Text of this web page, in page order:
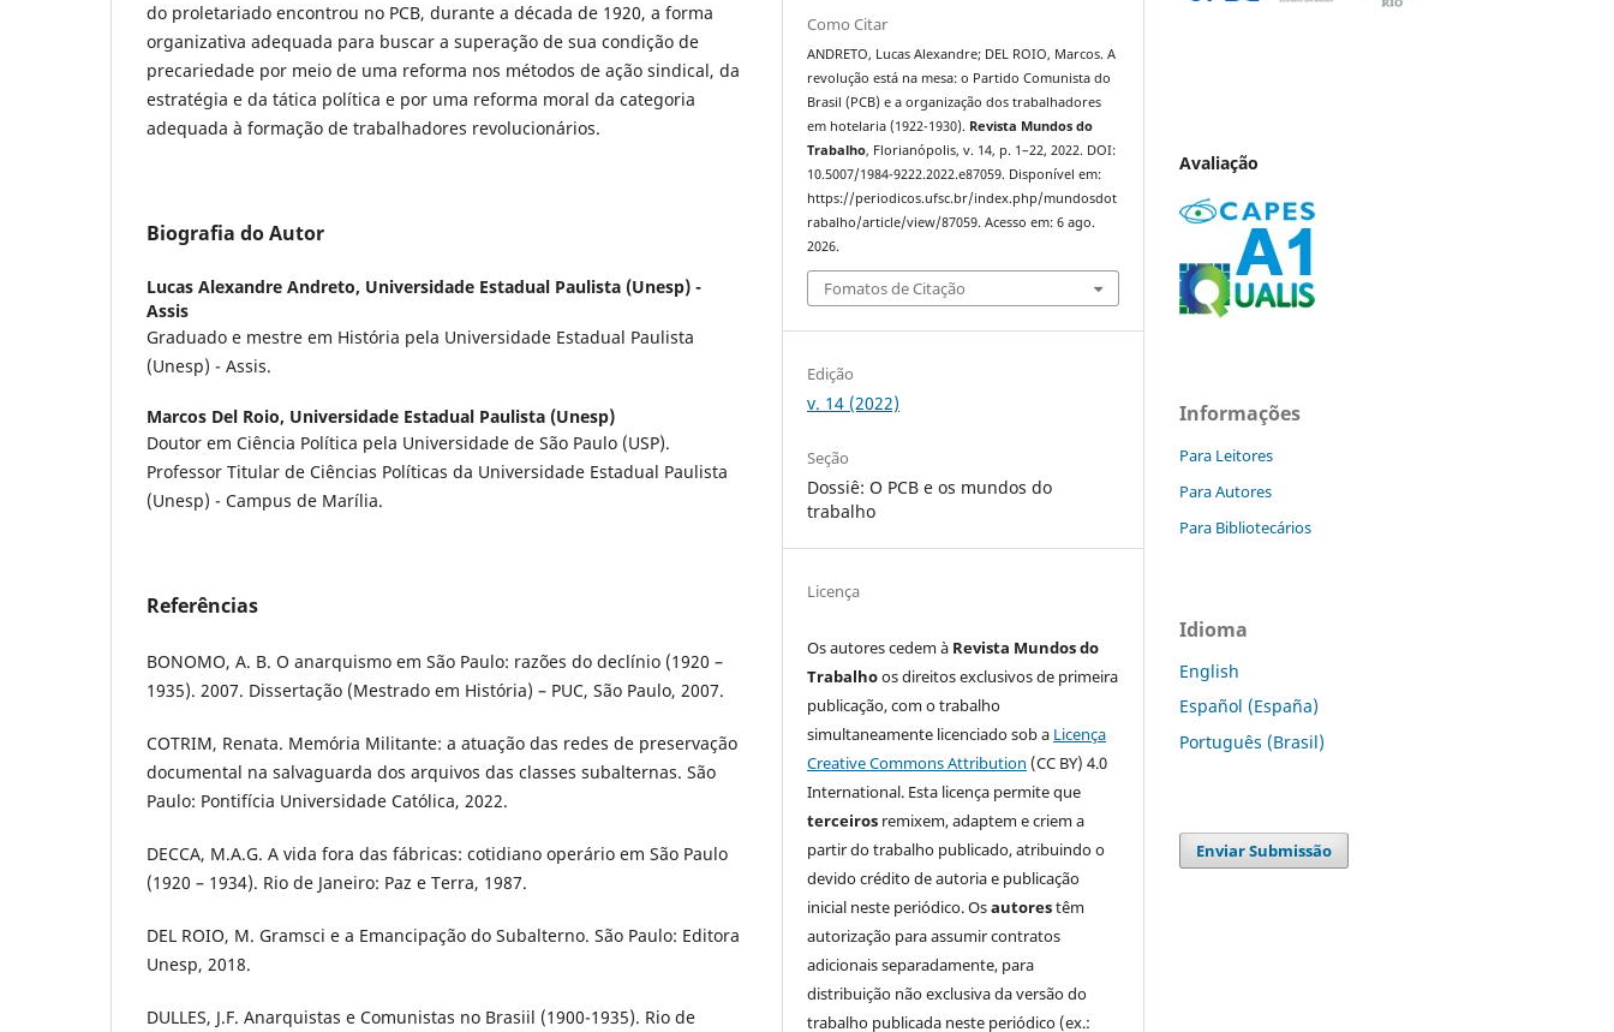
do proletariado encontrou no PCB, durante a década de 1920, a forma
organizativa adequada para buscar a superação de sua condição de
precariedade por meio de uma reforma nos métodos de ação sindical, da
estratégia e da tática política e por uma reforma moral da categoria
adequada à formação de trabalhadores revolucionários.
Biografia do Autor
Lucas Alexandre Andreto, Universidade Estadual Paulista (Unesp) -
Assis
Graduado e mestre em História pela Universidade Estadual Paulista
(Unesp) - Assis.
Marcos Del Roio, Universidade Estadual Paulista (Unesp)
Doutor em Ciência Política pela Universidade de São Paulo (USP).
Professor Titular de Ciências Políticas da Universidade Estadual Paulista
(Unesp) - Campus de Marília.
Referências
BONOMO, A. B. O anarquismo em São Paulo: razões do declínio (1920 –
1935). 2007. Dissertação (Mestrado em História) – PUC, São Paulo, 2007.
COTRIM, Renata. Memória Militante: a atuação das redes de preservação
documental na salvaguarda dos arquivos das classes subalternas. São
Paulo: Pontifícia Universidade Católica, 2022.
DECCA, M.A.G. A vida fora das fábricas: cotidiano operário em São Paulo
(1920 – 1934). Rio de Janeiro: Paz e Terra, 1987.
DEL ROIO, M. Gramsci e a Emancipação do Subalterno. São Paulo: Editora
Unesp, 2018.
DULLES, J.F. Anarquistas e Comunistas no Brasiil (1900-1935). Rio de
Como Citar
ANDRETO, Lucas Alexandre; DEL ROIO, Marcos. A
revolução está na mesa: o Partido Comunista do
Brasil (PCB) e a organização dos trabalhadores
em hotelaria (1922-1930). Revista Mundos do
Trabalho, Florianópolis, v. 14, p. 1–22, 2022. DOI:
10.5007/1984-9222.2022.e87059. Disponível em:
https://periodicos.ufsc.br/index.php/mundosdot
rabalho/article/view/87059. Acesso em: 6 ago.
2026.
Fomatos de Citação
Edição
v. 14 (2022)
Seção
Dossiê: O PCB e os mundos do
trabalho
Licença
Os autores cedem à Revista Mundos do
Trabalhoos direitos exclusivos de primeira
publicação, com o trabalho
simultaneamente licenciado sob a Licença
Creative Commons Attribution (CC BY) 4.0
International. Esta licença permite que
terceiros remixem, adaptem e criem a
partir do trabalho publicado, atribuindo o
devido crédito de autoria e publicação
inicial neste periódico. Osautorestêm
autorização para assumir contratos
adicionais separadamente, para
distribuição não exclusiva da versão do
trabalho publicada neste periódico (ex.:
Avaliação
Informações
Para Leitores
Para Autores
Para Bibliotecários
Idioma
English
Español (España)
Português (Brasil)
Enviar Submissão